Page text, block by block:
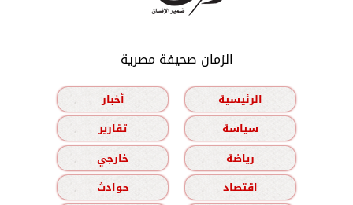
الزمان صحيفة مصرية
الرئيسية
أخبار
سياسة
تقارير
رياضة
خارجي
اقتصاد
حوادث